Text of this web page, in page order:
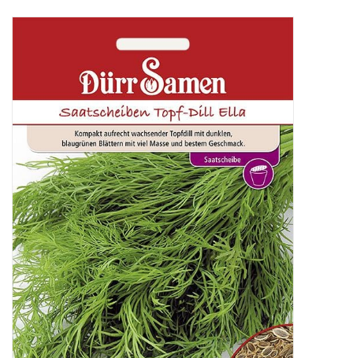
Geschenkideen
Katalog